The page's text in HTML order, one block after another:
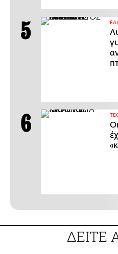
ΔΕΙΤΕ